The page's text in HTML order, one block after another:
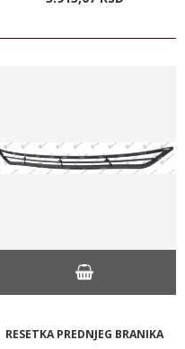
RESETKA PREDNJEG BRANIKA